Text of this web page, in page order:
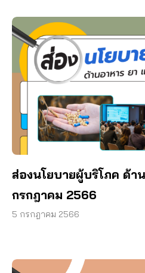
ส่องนโยบายผู้บริโภค ด้า
กรกฎาคม 2566
5 กรกฎาคม 2566